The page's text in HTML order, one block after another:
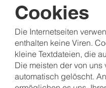
Cookies
Die Internetseiten
enthalten keine Viren.
kleine Textdateien, die
Die meisten der von
automatisch gelöscht.